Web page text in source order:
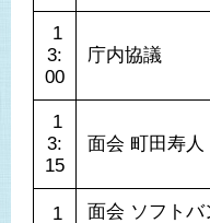
3:
00
庁内協議
3:
15
面会 町田寿
面会 ソフトバ